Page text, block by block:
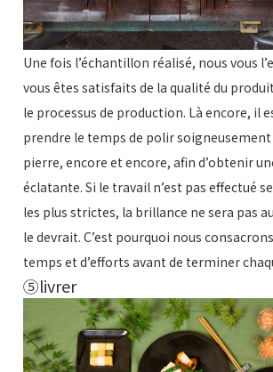
Une fois l’échantillon réalisé, nous vous
vous êtes satisfaits de la qualité du
le processus de production. Là encore, il
prendre le temps de polir soigneusement
pierre, encore et encore, afin d’obtenir
éclatante. Si le travail n’est pas effectué
les plus strictes, la brillance ne sera pas
le devrait. C’est pourquoi nous
temps et d’efforts avant de terminer
⑤livrer